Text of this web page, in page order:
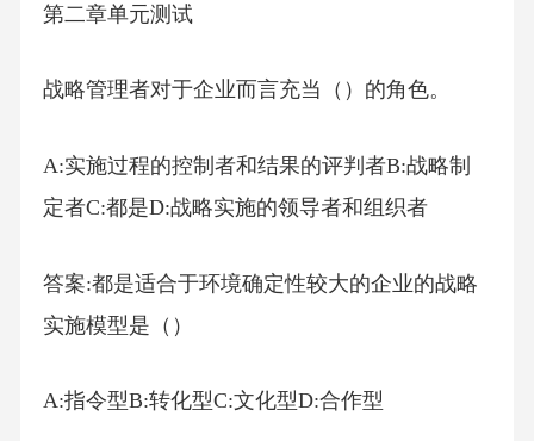
第二章单元测试
战略管理者对于企业而言充当（）的角色。
A:实施过程的控制者和结果的评判者B:战略制
定者C:都是D:战略实施的领导者和组织者
答案:都是适合于环境确定性较大的企业的战略
实施模型是（）
A:指令型B:转化型C:文化型D:合作型